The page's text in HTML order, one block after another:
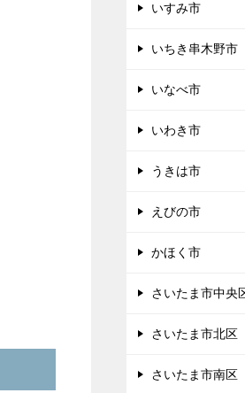
いすみ市
いちき串木野市
いなべ市
いわき市
うきは市
えびの市
かほく市
さいたま市中央
さいたま市北区
さいたま市南区